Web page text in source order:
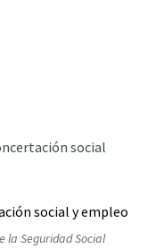
social y empleo
la Seguridad Social